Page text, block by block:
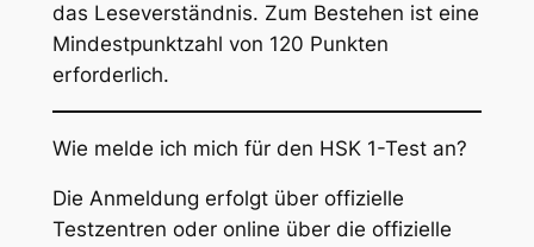
das Leseverständnis. Zum Bestehen ist eine
Mindestpunktzahl von 120 Punkten
erforderlich.
Wie melde ich mich für den HSK 1-Test an?
Die Anmeldung erfolgt über offizielle
Testzentren oder online über die offizielle